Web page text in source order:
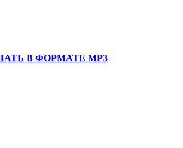
В ФОРМАТЕ MP3